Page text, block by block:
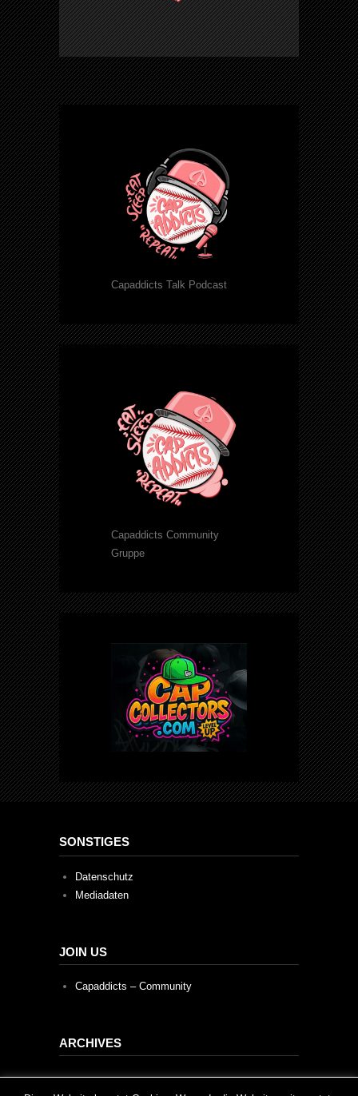
Capaddicts Talk Podcast
Capaddicts Community
Gruppe
SONSTIGES
Datenschutz
Mediadaten
JOIN US
Capaddicts – Community
ARCHIVES
Archives